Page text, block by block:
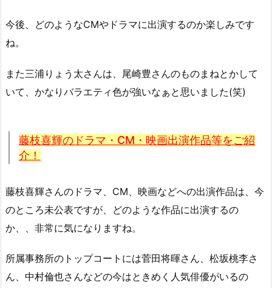
今後、どのようなCMやドラマに出演するのか楽しみです
ね。
また三浦りょう太さんは、尾崎豊さんのものまねとかして
いて、かなりバラエティ色が強いなぁと思いました(笑)
藤枝喜輝のドラマ・CM・映画出演作品等をご紹
介！
藤枝喜輝さんのドラマ、CM、映画などへの出演作品は、今
のところ未公表ですが、どのような作品に出演するの
か、、非常に気になりますね。
所属事務所のトップコートには菅田将暉さん、松坂桃李さ
ん、中村倫也さんなどの今はときめく人気俳優がいるの